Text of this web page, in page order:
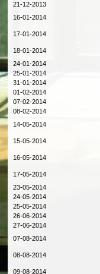
21-12-2013
16-01-2014
17-01-2014
18-01-2014
24-01-2014
25-01-2014
31-01-2014
01-02-2014
07-02-2014
08-02-2014
14-05-2014
15-05-2014
16-05-2014
17-05-2014
23-05-2014
24-05-2014
25-05-2014
26-06-2014
27-06-2014
07-08-2014
08-08-2014
09-08-2014